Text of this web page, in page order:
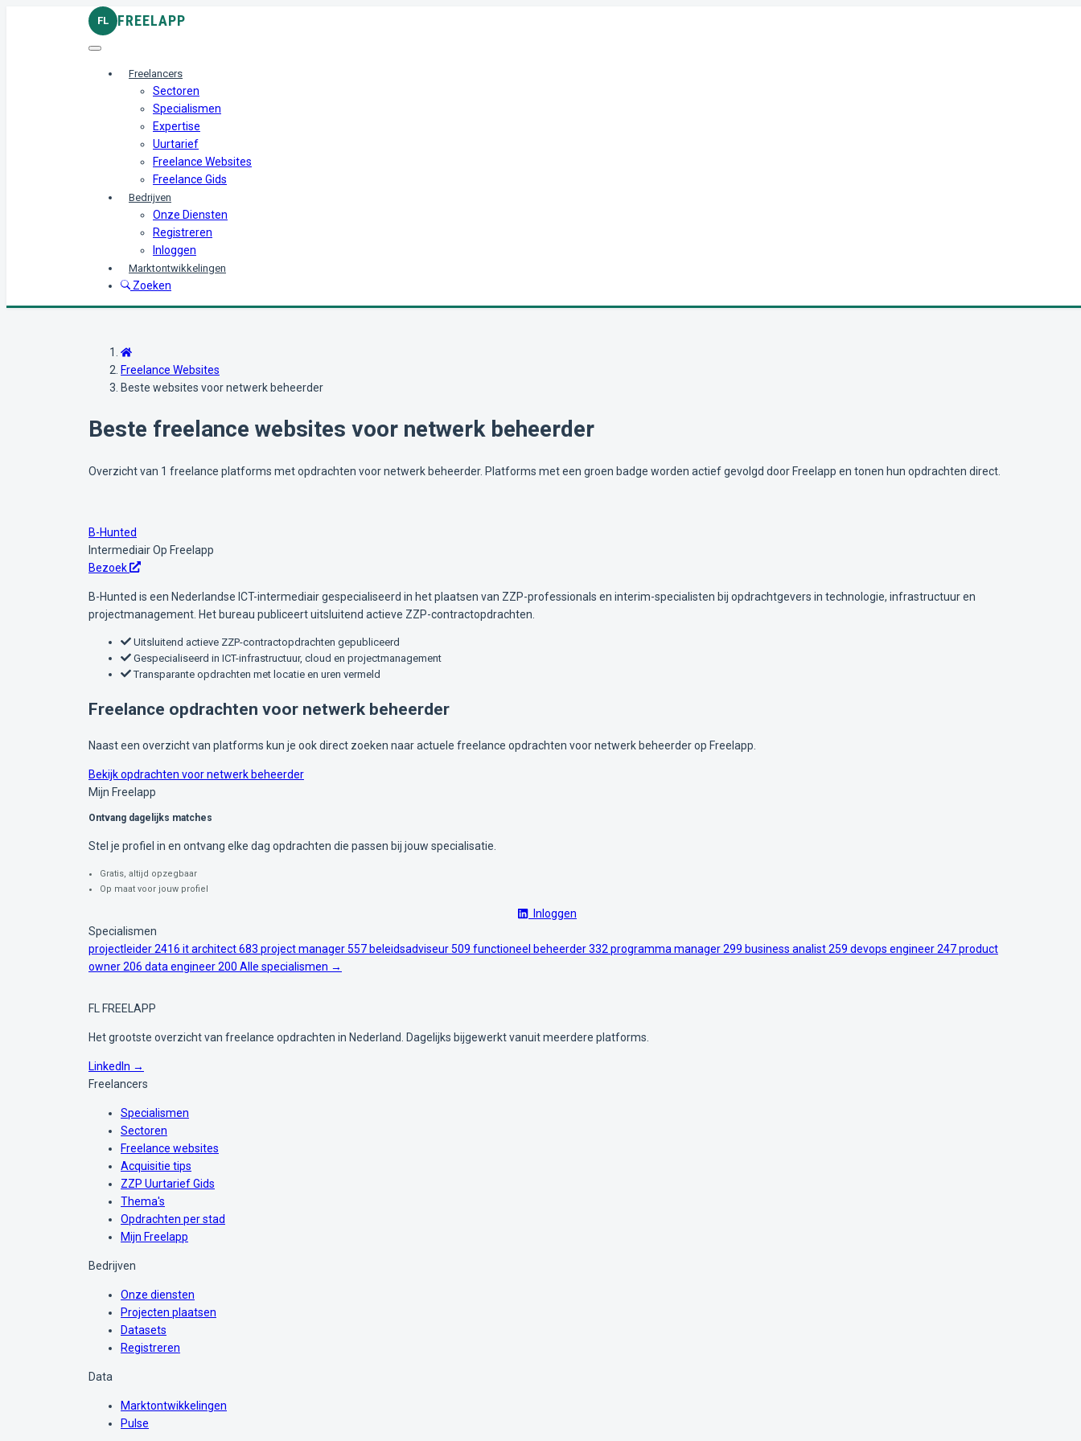
FL FREELAPP
Freelancers
Sectoren
Specialismen
Expertise
Uurtarief
Freelance Websites
Freelance Gids
Bedrijven
Onze Diensten
Registreren
Inloggen
Marktontwikkelingen
Zoeken
Freelance Websites
Beste websites voor netwerk beheerder
Beste freelance websites voor netwerk beheerder
Overzicht van 1 freelance platforms met opdrachten voor netwerk beheerder. Platforms met een groen badge worden actief gevolgd door Freelapp en tonen hun opdrachten direct.
B-Hunted
IntermediairOp Freelapp
Bezoek
B-Hunted is een Nederlandse ICT-intermediair gespecialiseerd in het plaatsen van ZZP-professionals en interim-specialisten bij opdrachtgevers in technologie, infrastructuur en
projectmanagement. Het bureau publiceert uitsluitend actieve ZZP-contractopdrachten.
Uitsluitend actieve ZZP-contractopdrachten gepubliceerd
Gespecialiseerd in ICT-infrastructuur, cloud en projectmanagement
Transparante opdrachten met locatie en uren vermeld
Freelance opdrachten voor netwerk beheerder
Naast een overzicht van platforms kun je ook direct zoeken naar actuele freelance opdrachten voor netwerk beheerder op Freelapp.
Bekijk opdrachten voor netwerk beheerder
Mijn Freelapp
Ontvang dagelijks matches
Stel je profiel in en ontvang elke dag opdrachten die passen bij jouw specialisatie.
Gratis, altijd opzegbaar
Op maat voor jouw profiel
Inloggen
Specialismen
projectleider2416 it architect683 project manager557 beleidsadviseur509 functioneel beheerder332programma manager299 business analist259 devops engineer247product
owner206 data engineer200 Alle specialismen →
FL FREELAPP
Het grootste overzicht van freelance opdrachten in Nederland. Dagelijks bijgewerkt vanuit meerdere platforms.
LinkedIn →
Freelancers
Specialismen
Sectoren
Freelance websites
Acquisitie tips
ZZP Uurtarief Gids
Thema's
Opdrachten per stad
Mijn Freelapp
Bedrijven
Onze diensten
Projecten plaatsen
Datasets
Registreren
Data
Marktontwikkelingen
Pulse